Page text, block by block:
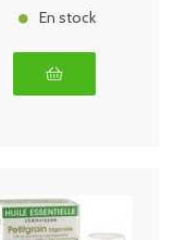
En stock